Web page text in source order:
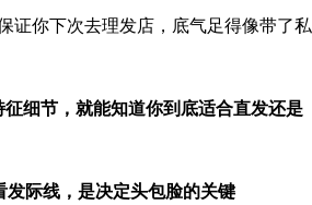
证你下次去理发店，底气足得像带了私
征细节，就能知道你到底适合直发还是
发际线，是决定头包脸的关键